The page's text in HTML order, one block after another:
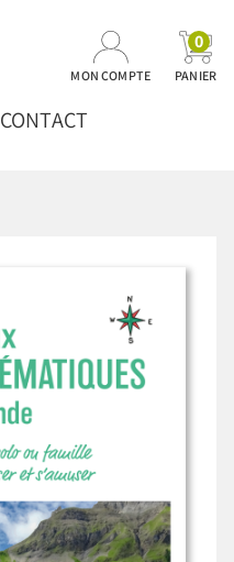
MON COMPTE
0
PANIER
CONTACT